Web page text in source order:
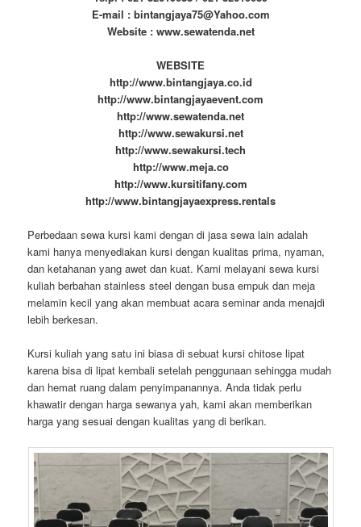
E-mail : bintangjaya75@Yahoo.com
Website : www.sewatenda.net
WEBSITE
http://www.bintangjaya.co.id
http://www.bintangjayaevent.com
http://www.sewatenda.net
http://www.sewakursi.net
http://www.sewakursi.tech
http://www.meja.co
http://www.kursitifany.com
http://www.bintangjayaexpress.rentals
Perbedaan sewa kursi kami dengan di jasa sewa lain adalah
kami hanya menyediakan kursi dengan kualitas prima, nyaman,
dan ketahanan yang awet dan kuat. Kami melayani sewa kursi
kuliah berbahan stainless steel dengan busa empuk dan meja
melamin kecil yang akan membuat acara seminar anda menajdi
lebih berkesan.
Kursi kuliah yang satu ini biasa di sebuat kursi chitose lipat
karena bisa di lipat kembali setelah penggunaan sehingga mudah
dan hemat ruang dalam penyimpanannya. Anda tidak perlu
khawatir dengan harga sewanya yah, kami akan memberikan
harga yang sesuai dengan kualitas yang di berikan.